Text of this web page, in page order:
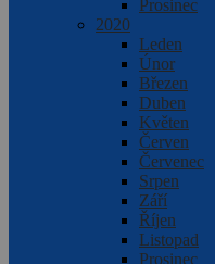
Prosinec
2020
Leden
Únor
Březen
Duben
Květen
Červen
Červenec
Srpen
Září
Říjen
Listopad
Prosinec